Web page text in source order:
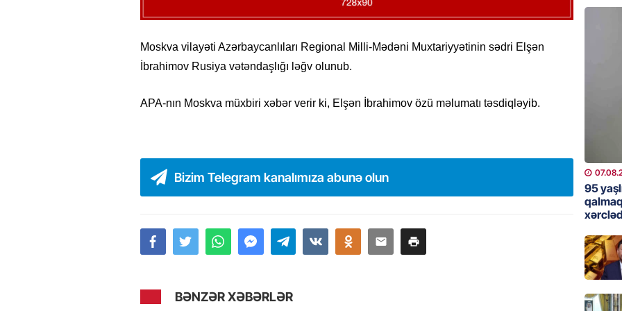
Moskva vilayəti Azərbaycanlıları Regional Milli-Mədəni Muxtariyyətinin sədri Elşən
İbrahimov Rusiya vətəndaşlığı ləğv olunub.
APA-nın Moskva müxbiri xəbər verir ki, Elşən İbrahimov özü məlumatı təsdiqləyib.
Bizim Telegram kanalımıza abunə olun
BƏNZƏR XƏBƏRLƏR
Çin
MANŞET
“Birgə
95